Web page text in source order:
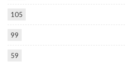
105
99
59